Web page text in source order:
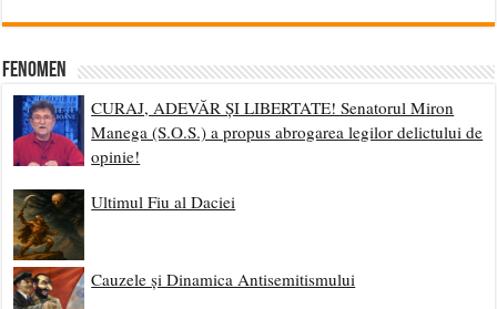
Fenomen
CURAJ, ADEVĂR ȘI LIBERTATE! Senatorul Miron
Manega (S.O.S.) a propus abrogarea legilor delictului de
opinie!
Ultimul Fiu al Daciei
Cauzele și Dinamica Antisemitismului